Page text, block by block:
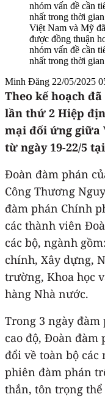
Việt Nam và Mỹ
được đồng thuận
nhóm vấn đề cần
nhất trong thời
Minh Đăng 22/05/2025
Theo kế hoạch
lần thứ 2 Hiệp
mại đối ứng giữa
từ ngày 19-22/5
Đoàn đàm phán
Công Thương
đàm phán Chính
các thành viên
các bộ, ngành
chính, Xây dựng,
trường, Khoa học
hàng Nhà nước.
Trong 3 ngày
cao độ, Đoàn đàm
đổi về toàn bộ
phiên đàm phán
thắn, tôn trọng